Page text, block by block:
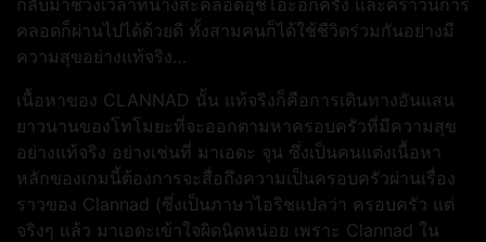
กลับมาช่วงเวลาที่นางิสะคลอดอุชิโอะอีกครั้ง และคราวนี้การ
คลอดก็ผ่านไปได้ด้วยดี ทั้งสามคนก็ได้ใช้ชีวิตร่วมกันอย่างมี
ความสุขอย่างแท้จริง…
เนื้อหาของ CLANNAD นั้น แท้จริงก็คือการเดินทางอันแสน
ยาวนานของโทโมยะที่จะออกตามหาครอบครัวที่มีความสุข
อย่างแท้จริง อย่างเช่นที่ มาเอดะ จุน ซึ่งเป็นคนแต่งเนื้อหา
หลักของเกมนี้ต้องการจะสื่อถึงความเป็นครอบครัวผ่านเรื่อง
ราวของ Clannad (ซึ่งเป็นภาษาไอริชแปลว่า ครอบครัว แต่
จริงๆ แล้ว มาเอดะเข้าใจผิดนิดหน่อย เพราะ Clannad ใน